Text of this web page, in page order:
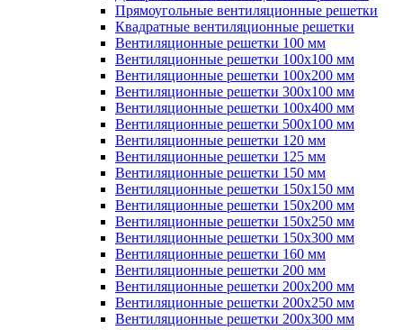
Прямоугольные вентиляционные решетки
Квадратные вентиляционные решетки
Вентиляционные решетки 100 мм
Вентиляционные решетки 100х100 мм
Вентиляционные решетки 100х200 мм
Вентиляционные решетки 300х100 мм
Вентиляционные решетки 100х400 мм
Вентиляционные решетки 500х100 мм
Вентиляционные решетки 120 мм
Вентиляционные решетки 125 мм
Вентиляционные решетки 150 мм
Вентиляционные решетки 150х150 мм
Вентиляционные решетки 150х200 мм
Вентиляционные решетки 150х250 мм
Вентиляционные решетки 150х300 мм
Вентиляционные решетки 160 мм
Вентиляционные решетки 200 мм
Вентиляционные решетки 200х200 мм
Вентиляционные решетки 200х250 мм
Вентиляционные решетки 200х300 мм